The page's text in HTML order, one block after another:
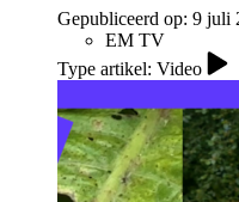
Gepubliceerd op: 9 juli
EM TV
Type artikel: Video